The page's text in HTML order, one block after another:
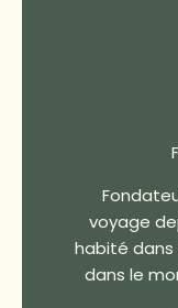
voyage
habité dans
dans le